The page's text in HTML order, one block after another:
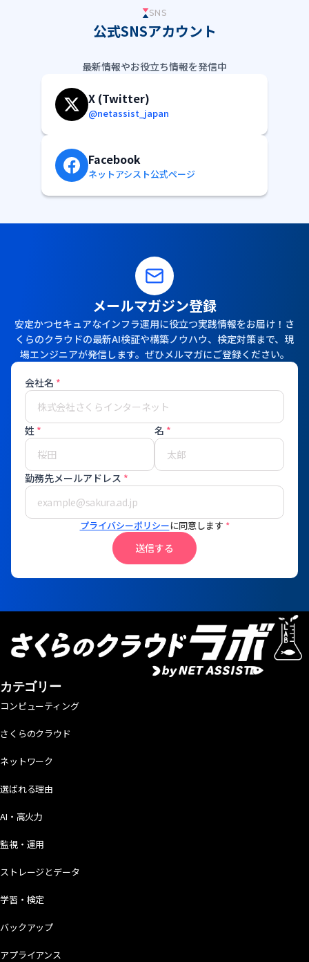
SNS
公式SNSアカウント
最新情報やお役立ち情報を発信中
X (Twitter)
@netassist_japan
Facebook
ネットアシスト公式ページ
メールマガジン登録
安定かつセキュアなインフラ運用に役立つ実践情報をお届け！さ
くらのクラウドの最新AI検証や構築ノウハウ、検定対策まで、現
場エンジニアが発信します。ぜひメルマガにご登録ください。
会社名 *
姓 * 名 *
勤務先メールアドレス *
プライバシーポリシーに同意します *
送信する
カテゴリー
コンピューティング
さくらのクラウド
ネットワーク
選ばれる理由
AI・高火力
監視・運用
ストレージとデータ
学習・検定
バックアップ
アプライアンス